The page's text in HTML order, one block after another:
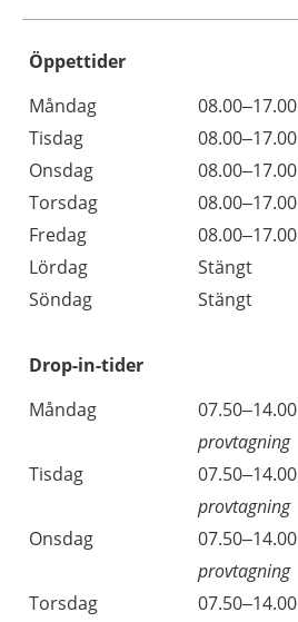
Öppettider
Dag
Öppettider
Kommentarer
Måndag
08.00–17.00
Tisdag
08.00–17.00
Onsdag
08.00–17.00
Torsdag
08.00–17.00
Fredag
08.00–17.00
Lördag
Stängt
Söndag
Stängt
Drop-in-tider
Måndag
07.50–14.00
provtagning
Tisdag
07.50–14.00
provtagning
Onsdag
07.50–14.00
provtagning
Torsdag
07.50–14.00